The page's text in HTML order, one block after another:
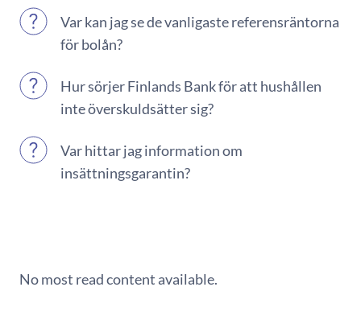
Var kan jag se de vanligaste referensräntorna
för bolån?
Hur sörjer Finlands Bank för att hushållen
inte överskuldsätter sig?
Var hittar jag information om
insättningsgarantin?
No most read content available.